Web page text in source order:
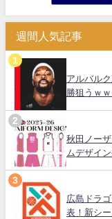
週間人気記事
アルバル
勝狙うｗｗ
秋田ノー
ムデザイ
広島ドラ
表！新シ